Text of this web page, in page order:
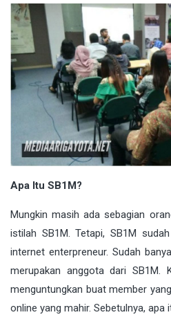
Apa Itu SB1M?
Mungkin masih ada sebagian
istilah SB1M. Tetapi, SB1M
internet enterpreneur. Sudah
merupakan anggota dari SB1M.
menguntungkan buat member
online yang mahir. Sebetulnya, apa